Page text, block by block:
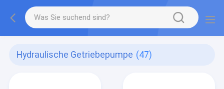
Hydraulische Getriebepumpe (47)